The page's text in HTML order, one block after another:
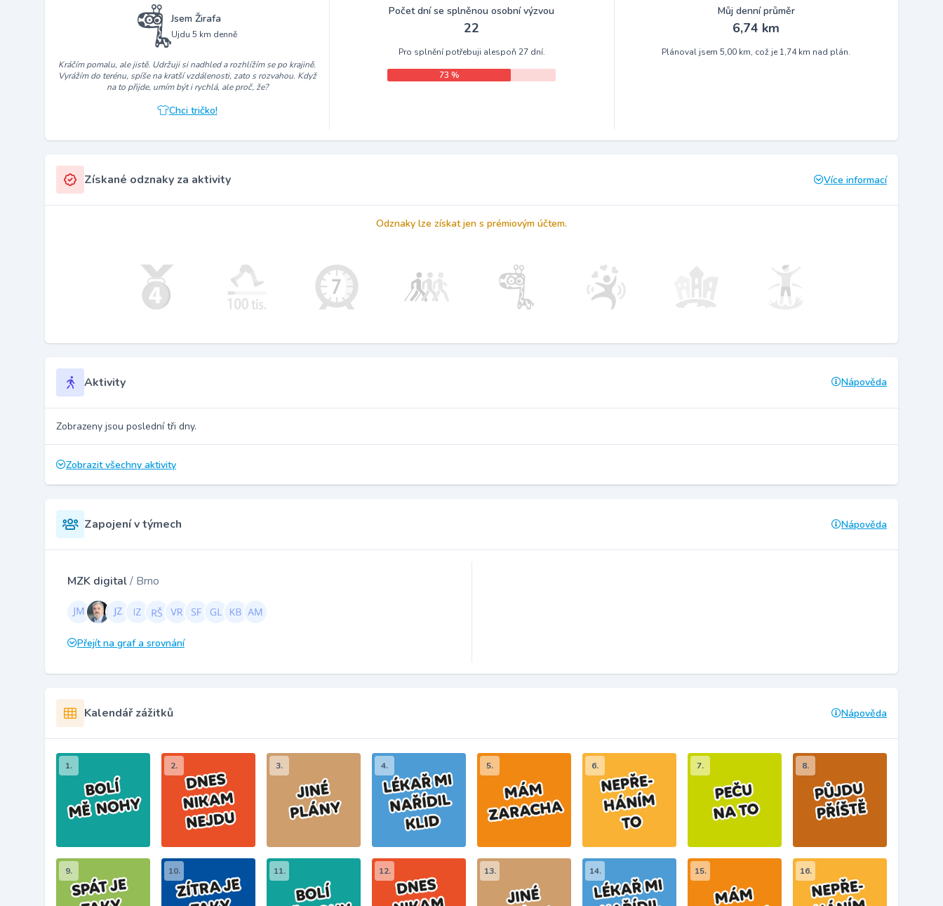
Jsem Žirafa
Ujdu 5 km denně
Kráčím pomalu, ale jistě. Udržuji si nadhled a rozhlížím se po krajině.
Vyrážím do terénu, spíše na kratší vzdálenosti, zato s rozvahou. Když
na to přijde, umím být i rychlá, ale proč, že?
Chci tričko!
Počet dní se splněnou osobní výzvou
22
Pro splnění potřebuji alespoň 27 dní.
73 %
Můj denní průměr
6,74 km
Plánoval jsem 5,00 km, což je 1,74 km nad plán.
Získané odznaky za aktivity Více informací
Odznaky lze získat jen s prémiovým účtem.
Aktivity Nápověda
Zobrazeny jsou poslední tři dny.
Zobrazit všechny aktivity
Zapojení v týmech Nápověda
MZK digital/ Brno
Přejít na graf a srovnání
Kalendář zážitků Nápověda
1. 2. 3. 4. 5. 6. 7. 8.
9. 10. 11. 12. 13. 14. 15. 16.